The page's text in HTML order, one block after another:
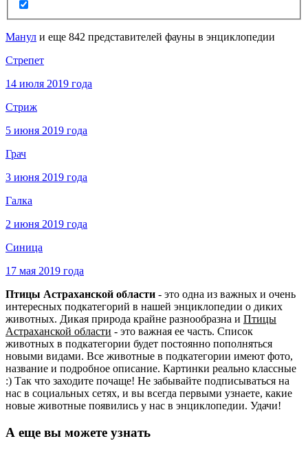
Манул и еще 842 представителей фауны в энциклопедии
Стрепет
14 июля 2019 года
Стриж
5 июня 2019 года
Грач
3 июня 2019 года
Галка
2 июня 2019 года
Синица
17 мая 2019 года
Птицы Астраханской области - это одна из важных и очень
интересных подкатегорий в нашей энциклопедии о диких
животных. Дикая природа крайне разнообразна и Птицы
Астраханской области - это важная ее часть. Список
животных в подкатегории будет постоянно пополняться
новыми видами. Все животные в подкатегории имеют фото,
название и подробное описание. Картинки реально классные
:) Так что заходите почаще! Не забывайте подписываться на
нас в социальных сетях, и вы всегда первыми узнаете, какие
новые животные появились у нас в энциклопедии. Удачи!
А еще вы можете узнать